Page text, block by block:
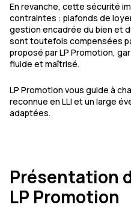
En revanche, cette sécurité
contraintes : plafonds de
gestion encadrée du bien et
sont toutefois compensées
proposé par LP Promotion,
fluide et maîtrisé.
LP Promotion vous guide à
reconnue en LLI et un large
adaptées.
Présentation
LP Promotion